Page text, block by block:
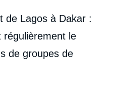
de Lagos à Dakar :
régulièrement le
de groupes de